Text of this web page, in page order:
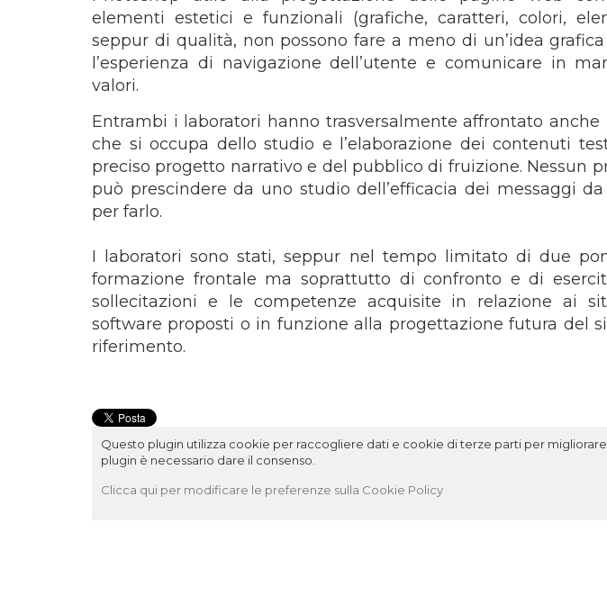
elementi estetici e funzionali (grafiche, caratteri, colori,
seppur di qualità, non possono fare a meno di un’idea
l’esperienza di navigazione dell’utente e comunicare in
valori.
Entrambi i laboratori hanno trasversalmente affrontato
che si occupa dello studio e l’elaborazione dei contenuti
preciso progetto narrativo e del pubblico di fruizione. Nessun
può prescindere da uno studio dell’efficacia dei messaggi
per farlo.
I laboratori sono stati, seppur nel tempo limitato di due
formazione frontale ma soprattutto di confronto e di
sollecitazioni e le competenze acquisite in relazione ai
software proposti o in funzione alla progettazione futura del
riferimento.
Questo plugin utilizza cookie per raccogliere dati e cookie di terze parti per
plugin è necessario dare il consenso.
Clicca qui per modificare le preferenze sulla Cookie Policy